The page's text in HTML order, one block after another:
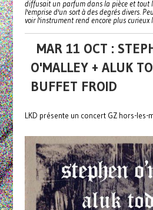
diffusait un parfum dans la pièce et tout
l'emprise d'un sort à des degrés divers.
voir l'instrument rend encore plus curieux
MAR 11 OCT :
O'MALLEY + ALUK
BUFFET FROID
LKD présente un concert GZ hors-les-